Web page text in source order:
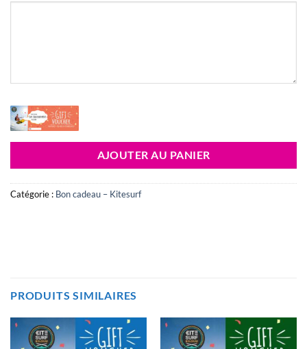
AJOUTER AU PANIER
Catégorie : Bon cadeau – Kitesurf
PRODUITS SIMILAIRES